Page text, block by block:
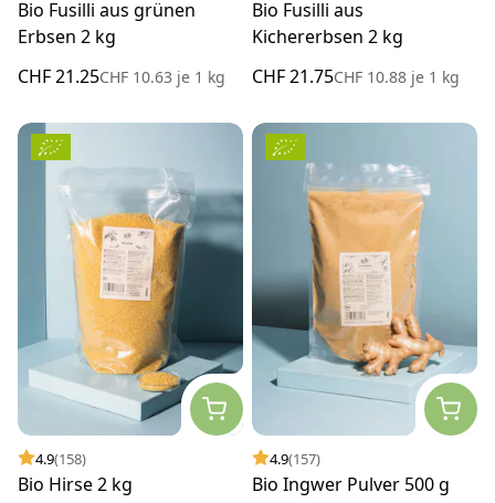
Bio Fusilli aus grünen
Erbsen 2 kg
CHF 21.25CHF 10.63 je 1 kg
Bio Fusilli aus
Kichererbsen 2 kg
CHF 21.75CHF 10.88 je 1 kg
4.9(158)
Bio Hirse 2 kg
4.9(157)
Bio Ingwer Pulver 500 g